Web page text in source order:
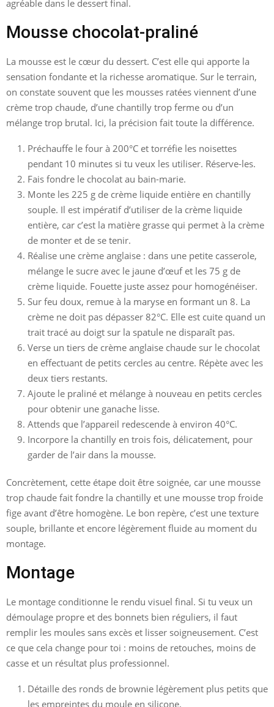
agréable dans le dessert final.
Mousse chocolat-praliné
La mousse est le cœur du dessert. C’est elle qui apporte la
sensation fondante et la richesse aromatique. Sur le terrain,
on constate souvent que les mousses ratées viennent d’une
crème trop chaude, d’une chantilly trop ferme ou d’un
mélange trop brutal. Ici, la précision fait toute la différence.
Préchauffe le four à 200°C et torréfie les noisettes
pendant 10 minutes si tu veux les utiliser. Réserve-les.
Fais fondre le chocolat au bain-marie.
Monte les 225 g de crème liquide entière en chantilly
souple. Il est impératif d’utiliser de la crème liquide
entière, car c’est la matière grasse qui permet à la crème
de monter et de se tenir.
Réalise une crème anglaise : dans une petite casserole,
mélange le sucre avec le jaune d’œuf et les 75 g de
crème liquide. Fouette juste assez pour homogénéiser.
Sur feu doux, remue à la maryse en formant un 8. La
crème ne doit pas dépasser 82°C. Elle est cuite quand un
trait tracé au doigt sur la spatule ne disparaît pas.
Verse un tiers de crème anglaise chaude sur le chocolat
en effectuant de petits cercles au centre. Répète avec les
deux tiers restants.
Ajoute le praliné et mélange à nouveau en petits cercles
pour obtenir une ganache lisse.
Attends que l’appareil redescende à environ 40°C.
Incorpore la chantilly en trois fois, délicatement, pour
garder de l’air dans la mousse.
Concrètement, cette étape doit être soignée, car une mousse
trop chaude fait fondre la chantilly et une mousse trop froide
fige avant d’être homogène. Le bon repère, c’est une texture
souple, brillante et encore légèrement fluide au moment du
montage.
Montage
Le montage conditionne le rendu visuel final. Si tu veux un
démoulage propre et des bonnets bien réguliers, il faut
remplir les moules sans excès et lisser soigneusement. C’est
ce que cela change pour toi : moins de retouches, moins de
casse et un résultat plus professionnel.
Détaille des ronds de brownie légèrement plus petits que
les empreintes du moule en silicone.